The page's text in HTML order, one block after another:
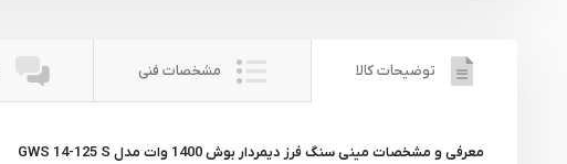
توضیحات کالا مشخصات فنی
معرفی و مشخصات مینی سنگ فرز دیمردار بوش 1400 وات مدل GWS 14-125 S